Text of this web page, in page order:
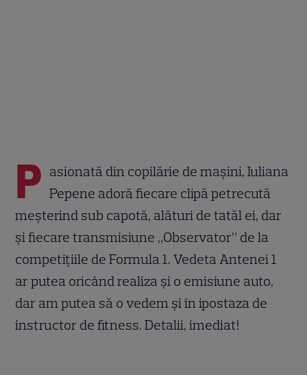
P asionată din copilărie de mașini, Iuliana
Pepene adoră fiecare clipă petrecută
meșterind sub capotă, alături de tatăl ei, dar
și fiecare transmisiune „Observator” de la
competițiile de Formula 1. Vedeta Antenei 1
ar putea oricând realiza și o emisiune auto,
dar am putea să o vedem și în ipostaza de
instructor de fitness. Detalii, imediat!